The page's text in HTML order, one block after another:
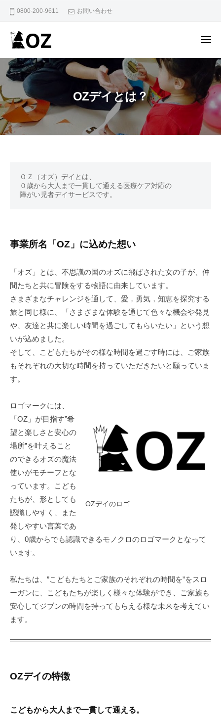
ツ
へ
ス
キ
ッ
プ
0800-200-9611 お問い合わせ
O
Z
デ
イ
こ
ど
も
ら
人
る
療
対
応
の
重
症
心
身
害
児
者
デ
ー
ビ
ス
メ
OZデイとは？
デ
は？
年
12
月
1
日
ozday
ＯＺ（オズ）デイとは、
０歳から大人まで一貫して通える医療ケア対応の
障がい児者デイサービスです。
事業所名「OZ」に込めた想い
「オズ」とは、不思議の国のオズに飛ばされた女の子が、仲
間たちと共に冒険をする物語に由来しています。
さまざまなチャレンジを通して、愛，勇気，知恵を探究する
旅と同じ様に、「さまざまな体験を通じて色々な機会や発見
や、友達と共に楽しい時間を過ごしてもらいたい」という想
いが込めました。
そして、こどもたちがその様な時間を過ごす時には、ご家族
もそれぞれの大切な時間を持っていただきたいと願っていま
す。
OZデイのロゴ
ロゴマークには、
「OZ」が目指す”希
望と楽しさと安心の
場所”を叶えること
のできるオズの魔法
使いがモチーフとな
っています。こども
たちが、形としても
認識しやすく、また
発しやすい言葉であ
り、0歳からでも認識できるモノクロのロゴマークとなって
います。
私たちは、”こどもたちとご家族のそれぞれの時間を”をスロ
ーガンに、こどもたちが楽しく様々な体験ができ、ご家族も
安心してジブンの時間を持ってもらえる様な未来を考えてい
ます。
OZデイの特徴
こどもから大人まで一貫して通える。
Z
イ